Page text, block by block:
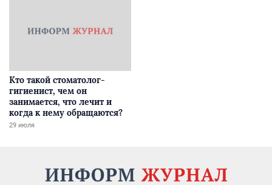
Кто такой стоматолог-
гигиенист, чем он
занимается, что лечит и
когда к нему обращаются?
29 июля